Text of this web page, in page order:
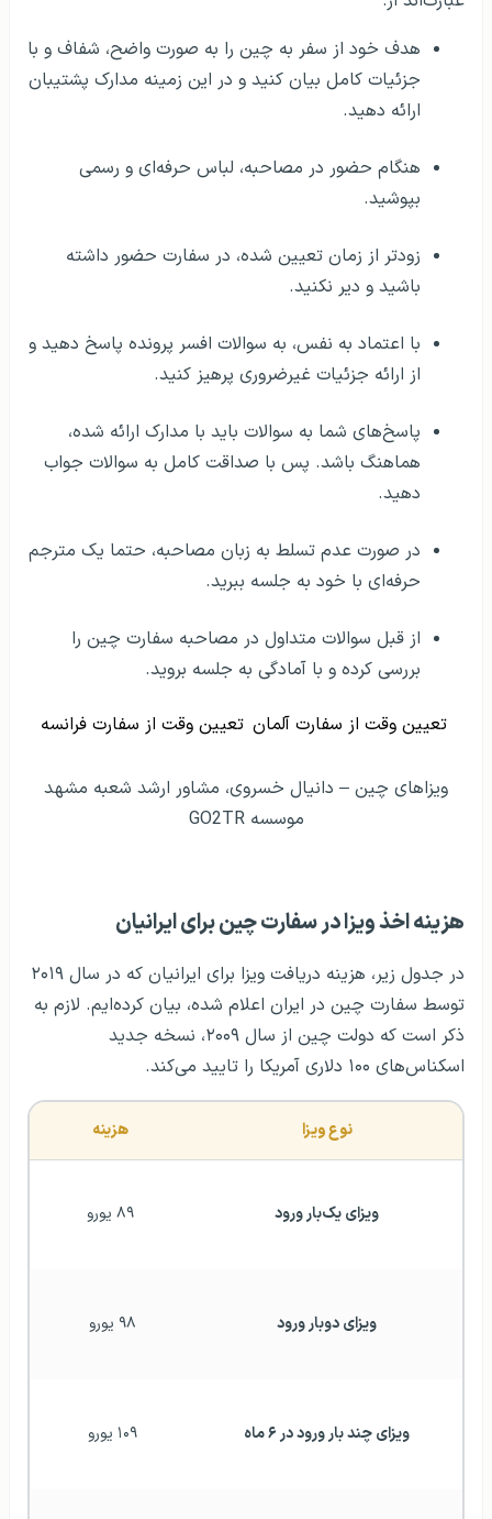
هدف خود از سفر به چین را به صورت واضح، شفاف و با
جزئیات کامل بیان کنید و در این زمینه مدارک پشتیبان
ارائه دهید.
هنگام حضور در مصاحبه، لباس حرفه‌ای و رسمی
بپوشید.
زودتر از زمان تعیین شده، در سفارت حضور داشته
باشید و دیر نکنید.
با اعتماد به نفس، به سوالات افسر پرونده پاسخ دهید و
از ارائه جزئیات غیرضروری پرهیز کنید.
پاسخ‌های شما به سوالات باید با مدارک ارائه شده،
هماهنگ باشد. پس با صداقت کامل به سوالات جواب
دهید.
در صورت عدم تسلط به زبان مصاحبه، حتما یک مترجم
حرفه‌ای با خود به جلسه ببرید.
از قبل سوالات متداول در مصاحبه سفارت چین را
بررسی کرده و با آمادگی به جلسه بروید.
تعیین وقت از سفارت آلمان تعیین وقت از سفارت فرانسه
ویزاهای چین – دانیال خسروی، مشاور ارشد شعبه مشهد
موسسه GO2TR
هزینه اخذ ویزا در سفارت چین برای ایرانیان
در جدول زیر، هزینه دریافت ویزا برای ایرانیان که در سال ۲۰۱۹
توسط سفارت چین در ایران اعلام شده، بیان کرده‌ایم. لازم به
ذکر است که دولت چین از سال ۲۰۰۹، نسخه جدید
اسکناس‌های ۱۰۰ دلاری آمریکا را تایید می‌کند.
نوع ویزا هزینه
ویزای یک‌بار ورود ۸۹ یورو
ویزای دوبار ورود ۹۸ یورو
ویزای چند بار ورود در ۶ ماه ۱۰۹ یورو